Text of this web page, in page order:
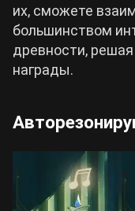
их, сможете
большинством
древности,
награды.